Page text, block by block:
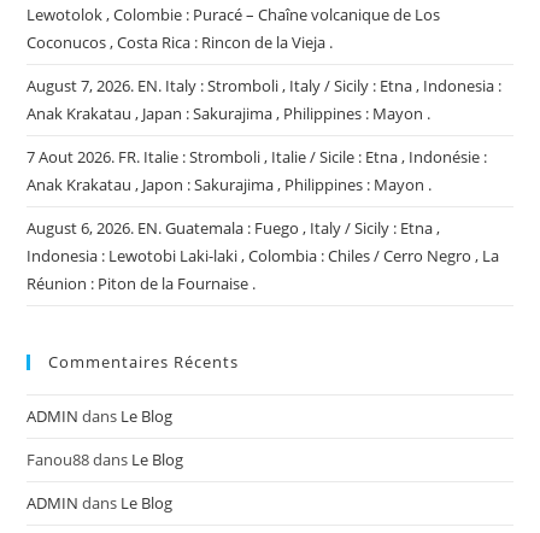
,
:
.
Lewotolok , Colombie : Puracé – Chaîne volcanique de Los
Coconucos , Costa Rica : Rincon de la Vieja .
August 7, 2026. EN. Italy : Stromboli , Italy / Sicily : Etna , Indonesia :
Anak Krakatau , Japan : Sakurajima , Philippines : Mayon .
7 Aout 2026. FR. Italie : Stromboli , Italie / Sicile : Etna , Indonésie :
Anak Krakatau , Japon : Sakurajima , Philippines : Mayon .
August 6, 2026. EN. Guatemala : Fuego , Italy / Sicily : Etna ,
Indonesia : Lewotobi Laki-laki , Colombia : Chiles / Cerro Negro , La
Réunion : Piton de la Fournaise .
Commentaires Récents
ADMIN dans Le Blog
Fanou88dans Le Blog
ADMIN dans Le Blog